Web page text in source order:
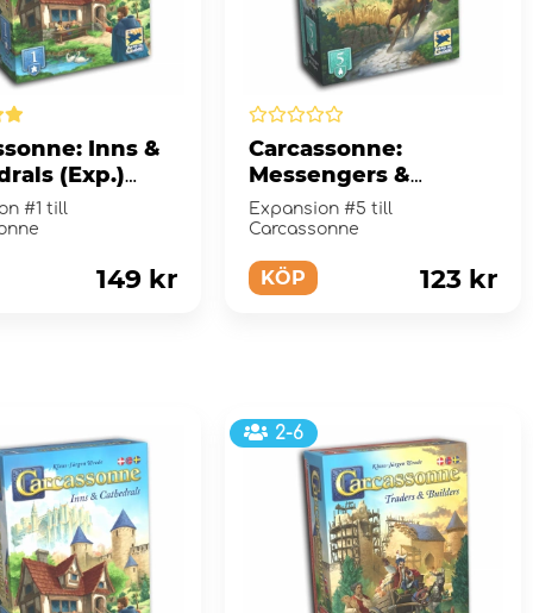
Inns &
(Exp.)
#1 till
149 kr
Carcassonne:
Messengers &
Mayors (Exp.) (Swe)
Expansion #5 till
Carcassonne
KÖP 123 kr
2-6